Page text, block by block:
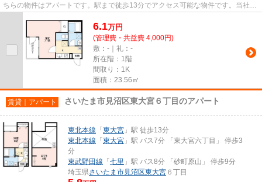
ちらの物件はアパートです。駅まで徒歩13分でアクセス可能な物件です。当社ス
6.1万円
(管理費・共益費 4,000円)
敷：-｜礼：-
所在階：1階
間取り：1K
面積：23.56㎡
賃貸｜アパート さいたま市見沼区東大宮６丁目のアパート
東北本線 「 東大宮 」駅 徒歩13分
東北本線 「 東大宮 」駅 バス7分 「東大宮六丁目」 停歩3
分
東武野田線 「 七里 」駅 バス8分 「砂町原山」 停歩9分
埼玉県さいたま市見沼区東大宮 ６丁目